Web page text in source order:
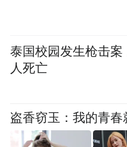
泰国校园发生枪击案
人死亡
盗香窃玉：我的青春